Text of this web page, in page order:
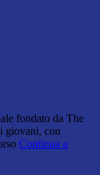
fondato da The
giovani, con
Continua a